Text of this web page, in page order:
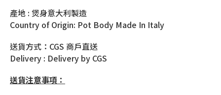
產地 : 煲身意大利製造
Country of Origin: Pot Body Made In Italy
送貨方式：CGS 商戶直送
Delivery : Delivery by CGS
送貨注意事項：